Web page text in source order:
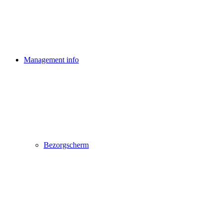
Management info
Bezorgscherm